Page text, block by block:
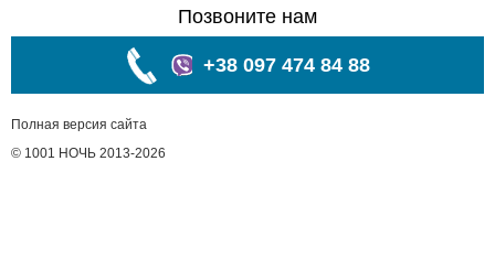
Позвоните нам
+38 097 474 84 88
Полная версия сайта
© 1001 НОЧЬ 2013-2026